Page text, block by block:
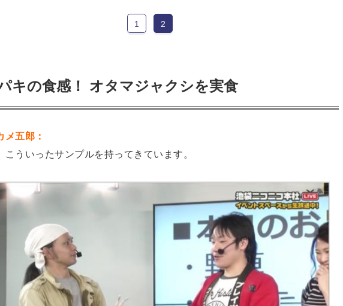
1 2
キの食感！ オタマジャクシを実食
メ五郎：
こういったサンプルを持ってきています。